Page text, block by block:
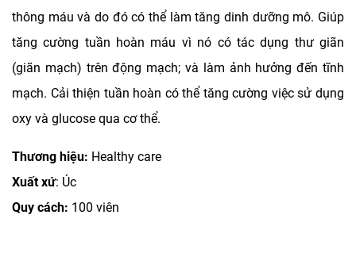
thông máu và do đó có thể làm tăng dinh dưỡng mô. Giúp
tăng cường tuần hoàn máu vì nó có tác dụng thư giãn
(giãn mạch) trên động mạch; và làm ảnh hưởng đến tĩnh
mạch. Cải thiện tuần hoàn có thể tăng cường việc sử dụng
oxy và glucose qua cơ thể.
Thương hiệu: Healthy care
Xuất xứ: Úc
Quy cách: 100 viên